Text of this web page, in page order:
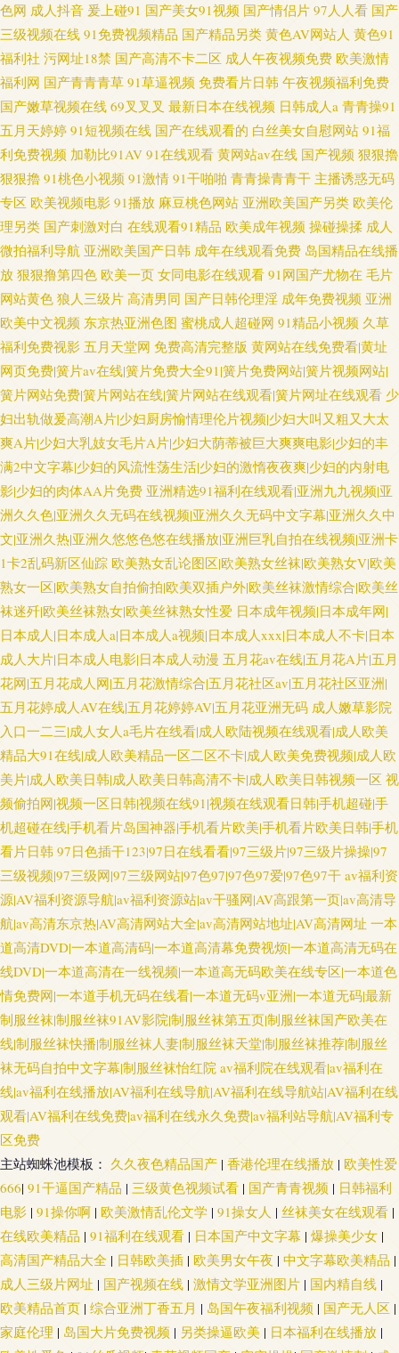
色网 成人抖音 爰上碰91 国产美女91视频 国产情侣片 97人人看 国产
三级视频在线 91免费视频精品 国产精品另类 黄色AV网站人 黄色91
福利社 污网址18禁 国产高清不卡二区 成人午夜视频免费 欧美激情
福利网 国产青青青草 91草逼视频 免费看片日韩 午夜视频福利免费
国产嫩草视频在线 69叉叉叉 最新日本在线视频 日韩成人a 青青操91
五月天婷婷 91短视频在线 国产在线观看的 白丝美女自慰网站 91福
利免费视频 加勒比91AV 91在线观看 黄网站av在线 国产视频 狠狠擼
狠狠擼 91桃色小视频 91激情 91干啪啪 青青操青青干 主播诱惑无码
专区 欧美视频电影 91播放 麻豆桃色网站 亚洲欧美国产另类 欧美伦
理另类 国产刺激对白 在线观看91精品 欧美成年视频 操碰操揉 成人
微拍福利导航 亚洲欧美国产日韩 成年在线观看免费 岛国精品在线播
放 狠狠撸第四色 欧美一页 女同电影在线观看 91网国产尤物在 毛片
网站黄色 狼人三级片 高清男同 国产日韩伦理淫 成年免费视频 亚洲
欧美中文视频 东京热亚洲色图 蜜桃成人超碰网 91精品小视频 久草
福利免费视影 五月天堂网 免费高清完整版 黄网站在线免费看|黄址
网页免费|簧片av在线|簧片免费大全91|簧片免费网站|簧片视频网站|
簧片网站免费|簧片网站在线|簧片网站在线观看|簧片网址在线观看 少
妇出轨做爰高潮A片|少妇厨房愉情理伦片视频|少妇大叫又粗又大太
爽A片|少妇大乳妓女毛片A片|少妇大荫蒂被巨大爽爽电影|少妇的丰
满2中文字幕|少妇的风流性荡生活|少妇的激惰夜夜爽|少妇的内射电
影|少妇的肉体AA片免费 亚洲精选91福利在线观看|亚洲九九视频|亚
洲久久色|亚洲久久无码在线视频|亚洲久久无码中文字幕|亚洲久久中
文|亚洲久热|亚洲久悠悠色悠在线播放|亚洲巨乳自拍在线视频|亚洲卡
1卡2乱码新区仙踪 欧美熟女乱论图区|欧美熟女丝袜|欧美熟女V|欧美
熟女一区|欧美熟女自拍偷拍|欧美双插户外|欧美丝袜激情综合|欧美丝
袜迷歼|欧美丝袜熟女|欧美丝袜熟女性爱 日本成年视频|日本成年网|
日本成人|日本成人a|日本成人a视频|日本成人xxx|日本成人不卡|日本
成人大片|日本成人电影|日本成人动漫 五月花av在线|五月花A片|五月
花网|五月花成人网|五月花激情综合|五月花社区av|五月花社区亚洲|
五月花婷成人AV在线|五月花婷婷AV|五月花亚洲无码 成人嫩草影院
入口一二三|成人女人a毛片在线看|成人欧陆视频在线观看|成人欧美
精品大91在线|成人欧美精品一区二区不卡|成人欧美免费视频|成人欧
美片|成人欧美日韩|成人欧美日韩高清不卡|成人欧美日韩视频一区 视
频偷拍网|视频一区日韩|视频在线91|视频在线观看日韩|手机超碰|手
机超碰在线|手机看片岛国神器|手机看片欧美|手机看片欧美日韩|手机
看片日韩 97日色插干123|97日在线看看|97三级片|97三级片操操|97
三级视频|97三级网|97三级网站|97色97|97色97爱|97色97干 av福利资
源|AV福利资源导航|av福利资源站|av干骚网|AV高跟第一页|av高清导
航|av高清东京热|AV高清网站大全|av高清网站地址|AV高清网址 一本
道高清DVD|一本道高清码|一本道高清幕免费视烦|一本道高清无码在
线DVD|一本道高清在一线视频|一本道高无码欧美在线专区|一本道色
情免费网|一本道手机无码在线看|一本道无码v亚洲|一本道无码|最新
制服丝袜|制服丝袜91AV影院|制服丝袜第五页|制服丝袜国产欧美在
线|制服丝袜快播|制服丝袜人妻|制服丝袜天堂|制服丝袜推荐|制服丝
袜无码自拍中文字幕|制服丝袜怡红院 av福利院在线观看|av福利在
线|av福利在线播放|AV福利在线导航|AV福利在线导航站|AV福利在线
观看|AV福利在线免费|av福利在线永久免费|av福利站导航|AV福利专
区免费
主站蜘蛛池模板： 久久夜色精品国产 | 香港伦理在线播放 | 欧美性爱
666| 91干逼国产精品 | 三级黄色视频试看 | 国产青青视频 | 日韩福利
电影 | 91操你啊 | 欧美激情乱伦文学 | 91操女人 | 丝袜美女在线观看 |
在线欧美精品 | 91福利在线观看 | 日本国产中文字幕 | 爆操美少女 |
高清国产精品大全 | 日韩欧美插 | 欧美男女午夜 | 中文字幕欧美精品 |
成人三级片网址 | 国产视频在线 | 激情文学亚洲图片 | 国内精自线 |
欧美精品首页 | 综合亚洲丁香五月 | 岛国午夜福利视频 | 国产无人区 |
家庭伦理 | 岛国大片免费视频 | 另类操逼欧美 | 日本福利在线播放 |